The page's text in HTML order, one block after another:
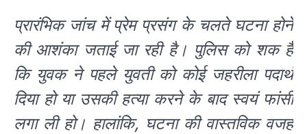
प्रारंभिक जांच में प्रेम प्रसंग के चलते घटना होने
की आशंका जताई जा रही है। पुलिस को शक है
कि युवक ने पहले युवती को कोई जहरीला पदार्थ
दिया हो या उसकी हत्या करने के बाद स्वयं फांसी
लगा ली हो। हालांकि, घटना की वास्तविक वजह